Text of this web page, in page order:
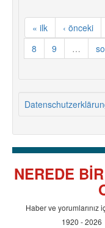
« ilk ‹ önceki
8
9 …
NEREDE
Haber ve yorumlarınız
1920 - 2026